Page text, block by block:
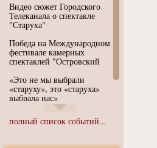
Видео сюжет Городского
Телеканала о спектакле
"Старуха"
Победа на Международном
фестивале камерных
спектаклей "Островский
«Это не мы выбрали
«старуху», это «старуха»
выбрала нас»
Иммерсивный спектакль
"Язык чистого полета
полный список событий...